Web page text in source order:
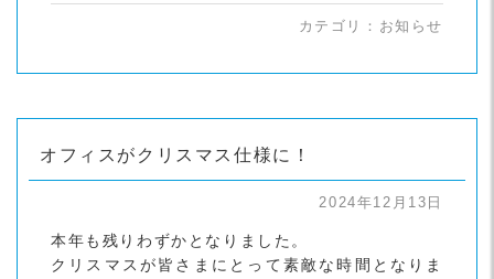
カテゴリ： お知らせ
オフィスがクリスマス仕様に！
2024年12月13日
本年も残りわずかとなりました。
クリスマスが皆さまにとって素敵な時間となりま